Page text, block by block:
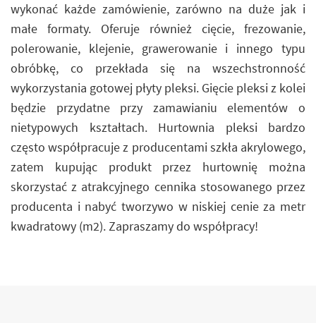
wykonać każde zamówienie, zarówno na duże jak i
małe formaty. Oferuje również cięcie, frezowanie,
polerowanie, klejenie, grawerowanie i innego typu
obróbkę, co przekłada się na wszechstronność
wykorzystania gotowej płyty pleksi. Gięcie pleksi z kolei
będzie przydatne przy zamawianiu elementów o
nietypowych kształtach. Hurtownia pleksi bardzo
często współpracuje z producentami szkła akrylowego,
zatem kupując produkt przez hurtownię można
skorzystać z atrakcyjnego cennika stosowanego przez
producenta i nabyć tworzywo w niskiej cenie za metr
kwadratowy (m2). Zapraszamy do współpracy!